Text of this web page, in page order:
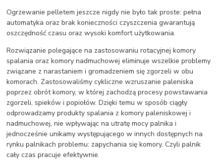
Ogrzewanie pelletem jeszcze nigdy nie było tak proste: pełna
automatyka oraz brak konieczności czyszczenia gwarantują
oszczędność czasu oraz wysoki komfort użytkowania.
Rozwiązanie polegające na zastosowaniu rotacyjnej komory
spalania oraz komory nadmuchowej eliminuje wszelkie problemy
związane z narastaniem i gromadzeniem się zgorzeli w obu
komorach. Zastosowaliśmy cykliczne wzruszanie paleniska
poprzez obrót komory, w której zachodzą procesy powstawania
zgorzeli, spieków i popiołów. Dzięki temu w sposób ciągły
odprowadzamy produkty spalania z komory paleniskowej i
nadmuchowej, nie wpływając na utratę mocy palnika i
jednocześnie unikamy występującego w innych dostępnych na
rynku palnikach problemu: zapychania się komory. Czyli palnik
cały czas pracuje efektywnie.